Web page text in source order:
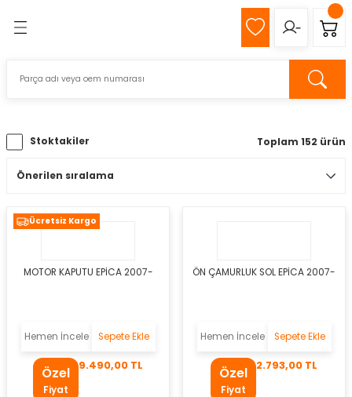
Stoktakiler Toplam 152 ürün
Ücretsiz Kargo
MOTOR KAPUTU EPİCA 2007-
Hemen İncele Sepete Ekle
Özel
Fiyat
9.490,00 TL
ÖN ÇAMURLUK SOL EPİCA 2007-
Hemen İncele Sepete Ekle
Özel
Fiyat
2.793,00 TL